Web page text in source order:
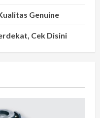
Genuine
Cek Disini